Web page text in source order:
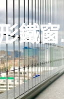
鐵